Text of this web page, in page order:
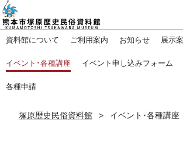
資料館について ご利用案内 お知らせ 展示
イベント･各種講座 イベント申し込みフォーム
各種申請
塚原歴史民俗資料館 イベント･各種講座